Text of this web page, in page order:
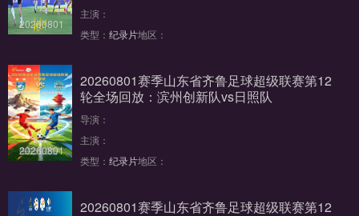
20260801
主演：
类型： 纪录片地区：
20260801
20260801赛季山东省齐鲁足球超级联赛第12
轮全场回放：滨州创新队vs日照队
导演：
主演：
类型： 纪录片地区：
20260801赛季山东省齐鲁足球超级联赛第12